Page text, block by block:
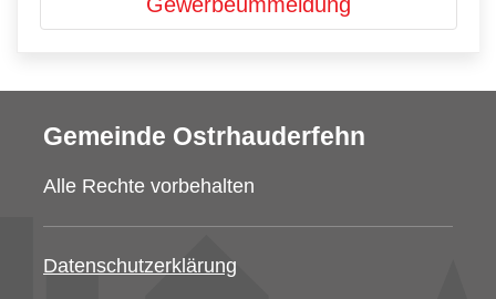
Gemeinde Ostrhauderfehn
Alle Rechte vorbehalten
Datenschutzerklärung